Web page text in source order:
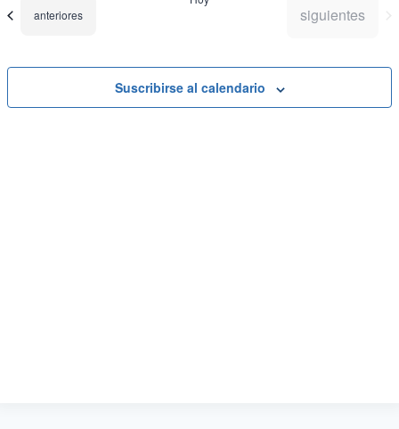
vistas
de
Eventos
anteriores Eventos
siguientes
Suscribirse al calendario